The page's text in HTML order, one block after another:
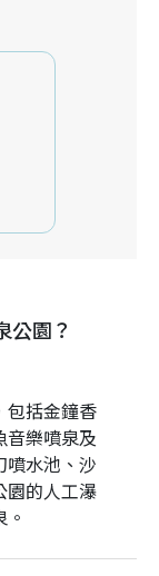
公園？
包括金鐘香
音樂噴泉及
噴水池、沙
園的人工瀑